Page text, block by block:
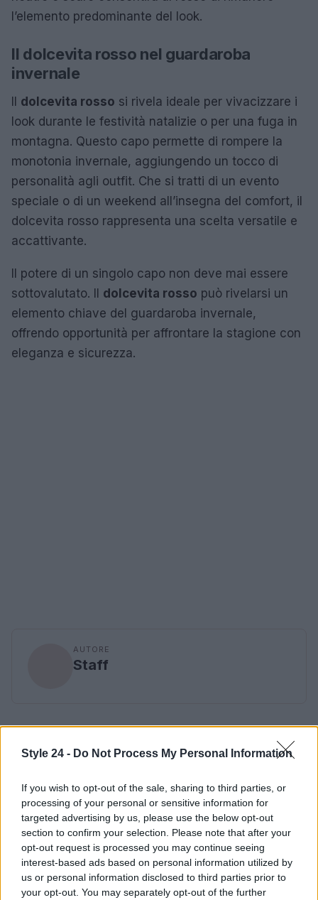
Style 24 - Do Not Process My Personal Information
If you wish to opt-out of the sale, sharing to third parties, or
processing of your personal or sensitive information for
targeted advertising by us, please use the below opt-out
section to confirm your selection. Please note that after your
opt-out request is processed you may continue seeing
interest-based ads based on personal information utilized by
us or personal information disclosed to third parties prior to
your opt-out. You may separately opt-out of the further
l’elemento predominante del look.
Il dolcevita rosso nel guardaroba
invernale
Il dolcevita rosso si rivela ideale per vivacizzare i
look durante le festività natalizie o per una fuga in
montagna. Questo capo permette di rompere la
monotonia invernale, aggiungendo un tocco di
personalità agli outfit. Che si tratti di un evento
speciale o di un weekend all’insegna del comfort, il
dolcevita rosso rappresenta una scelta versatile e
accattivante.
Il potere di un singolo capo non deve mai essere
sottovalutato. Il dolcevita rosso può rivelarsi un
elemento chiave del guardaroba invernale,
offrendo opportunità per affrontare la stagione con
eleganza e sicurezza.
AUTORE
Staff